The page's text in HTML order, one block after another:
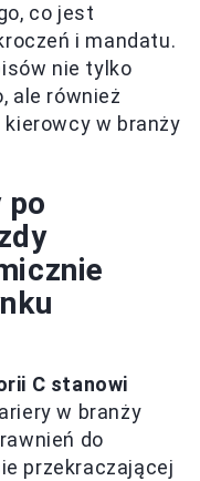
co jest
i mandatu.
nie tylko
ale również
w branży
po
C stanowi
w branży
do
przekraczającej